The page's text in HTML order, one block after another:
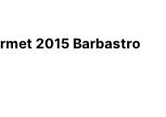
2015 Barbastro